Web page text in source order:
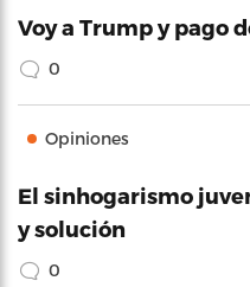
Voy a Trump y pago
0
Opiniones
El sinhogarismo
y solución
0